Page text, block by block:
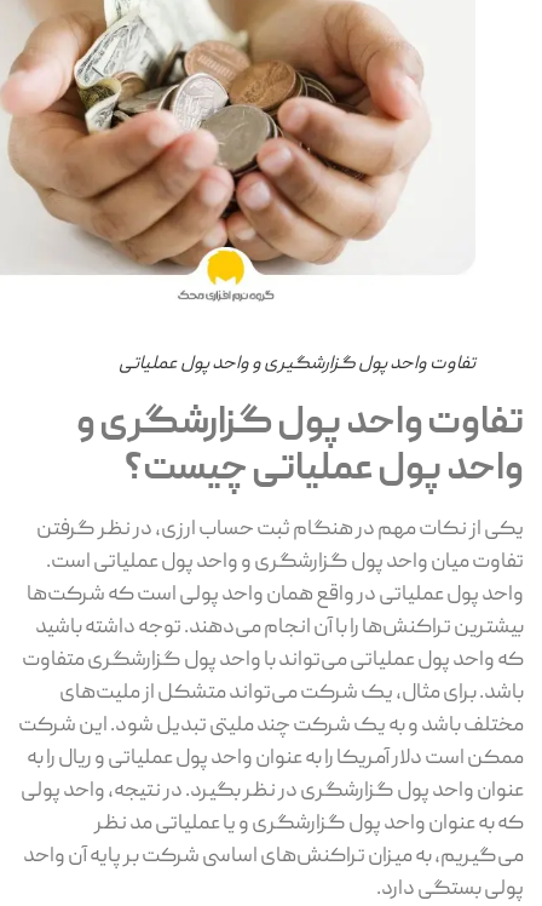
تفاوت واحد پول گزارشگیری و واحد پول عملیاتی
واحد پول گزارشگری و
پول عملیاتی چیست؟
از نکات مهم در هنگام ثبت حساب ارزی، در نظر گرفتن
میان واحد پول گزارشگری و واحد پول عملیاتی است.
پول عملیاتی در واقع همان واحد پولی است که شرکت‌ها
تراکنش‌ها را با آن انجام می‌دهند. توجه داشته باشید
واحد پول عملیاتی می‌تواند با واحد پول گزارشگری متفاوت
برای مثال، یک شرکت می‌تواند متشکل از ملیت‌های
باشد و به یک شرکت چند ملیتی تبدیل شود. این شرکت
است دلار آمریکا را به عنوان واحد پول عملیاتی و ریال را به
واحد پول گزارشگری در نظر بگیرد. در نتیجه، واحد پولی
به عنوان واحد پول گزارشگری و یا عملیاتی مد نظر
به میزان تراکنش‌های اساسی شرکت بر پایه آن واحد
بستگی دارد.